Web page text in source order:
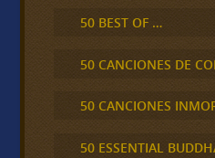
50 BEST OF …
50 CANCIONES DE
50 CANCIONES
50 ESSENTIAL